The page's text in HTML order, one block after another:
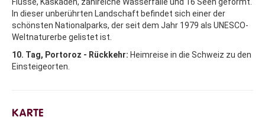
Flüsse, Kaskaden, zahlreiche Wasserfälle und 16 Seen geformt.
In dieser unberührten Landschaft befindet sich einer der
schönsten Nationalparks, der seit dem Jahr 1979 als UNESCO-
Weltnaturerbe gelistet ist.
10. Tag, Portoroz - Rückkehr: Heimreise in die Schweiz zu den
Einsteigeorten.
KARTE